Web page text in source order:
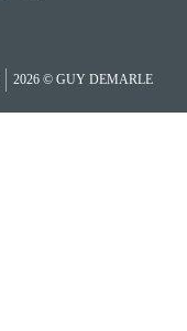
2026 © GUY DEMARLE